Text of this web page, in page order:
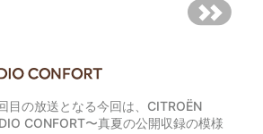
目の放送となる今回は、CITROËN
CONFORT〜真夏の公開収録の模様